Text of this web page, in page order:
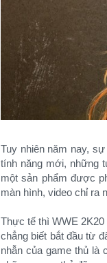
Tuy nhiên năm nay, sự
tính năng mới, những
một sản phẩm được
màn hình, video chỉ ra
Thực tế thì WWE
chẳng biết bắt đầu từ
nhẫn của game thủ là